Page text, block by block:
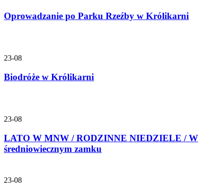
Oprowadzanie po Parku Rzeźby w Królikarni
23-08
Biodróże w Królikarni
23-08
LATO W MNW / RODZINNE NIEDZIELE / W
średniowiecznym zamku
23-08